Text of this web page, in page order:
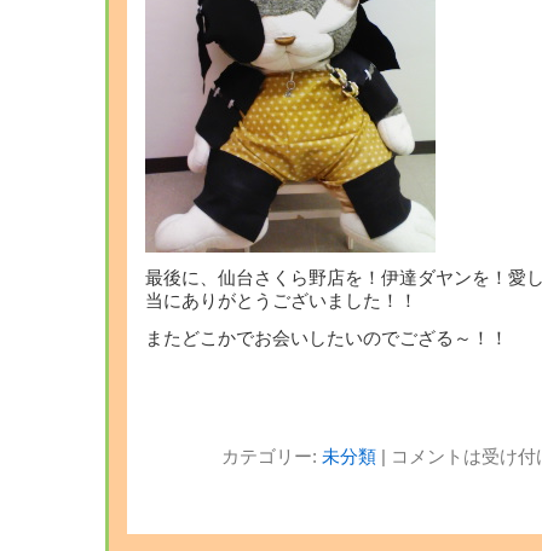
最後に、仙台さくら野店を！伊達ダヤンを！愛
当にありがとうございました！！
またどこかでお会いしたいのでござる～！！
カテゴリー: 未分類| コメントは受け